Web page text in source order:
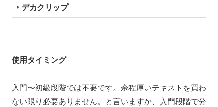
‣ デカクリップ
使用タイミング
入門〜初級段階では不要です。余程厚いテキストを買わ
ない限り必要ありません。と言いますか、入門段階で分